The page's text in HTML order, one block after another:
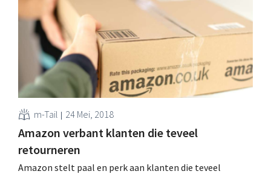
moet financieren. Modelandschap verduurzamen Het
tweedehandskledingplatform richt zich specifiek tot al
wie high-end designerkleding wil kopen en verkopen.
Sinds de oprichting in 2013...
m-Tail 24 Mei, 2018
Amazon verbant klanten die teveel
retourneren
Amazon stelt paal en perk aan klanten die teveel